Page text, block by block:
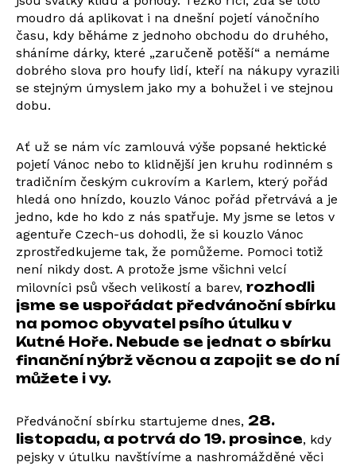
moudro dá aplikovat i na dnešní pojetí vánočního
času, kdy běháme z jednoho obchodu do druhého,
sháníme dárky, které „zaručeně potěší“ a nemáme
dobrého slova pro houfy lidí, kteří na nákupy vyrazili
se stejným úmyslem jako my a bohužel i ve stejnou
dobu.
Ať už se nám víc zamlouvá výše popsané hektické
pojetí Vánoc nebo to klidnější jen kruhu rodinném s
tradičním českým cukrovím a Karlem, který pořád
hledá ono hnízdo, kouzlo Vánoc pořád přetrvává a je
jedno, kde ho kdo z nás spatřuje. My jsme se letos v
agentuře Czech-us dohodli, že si kouzlo Vánoc
zprostředkujeme tak, že pomůžeme. Pomoci totiž
není nikdy dost. A protože jsme všichni velcí
milovníci psů všech velikostí a barev, rozhodli
jsme se uspořádat předvánoční sbírku
na pomoc obyvatel psího útulku v
Kutné Hoře. Nebude se jednat o sbírku
finanční nýbrž věcnou a zapojit se do ní
můžete i vy.
Předvánoční sbírku startujeme dnes, 28.
listopadu, a potrvá do 19. prosince, kdy
pejsky v útulku navštívíme a nashromážděné věci